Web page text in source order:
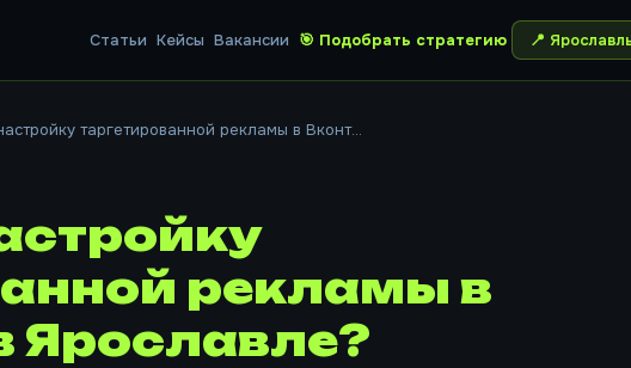
Статьи Кейсы Вакансии 🎯 Подобрать стратегию 📍
таргетированной рекламы в Вконт...
рекламы в
Ярославле?